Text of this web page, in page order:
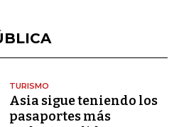
TURISMO
Asia sigue teniendo los
pasaportes más